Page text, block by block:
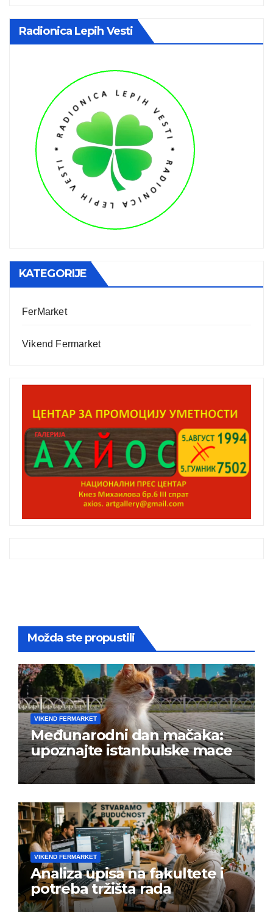
Radionica Lepih Vesti
KATEGORIJE
FerMarket
Vikend Fermarket
Možda ste propustili
VIKEND FERMARKET
Međunarodni dan mačaka:
upoznajte istanbulske mace
VIKEND FERMARKET
Analiza upisa na fakultete i
potreba tržišta rada